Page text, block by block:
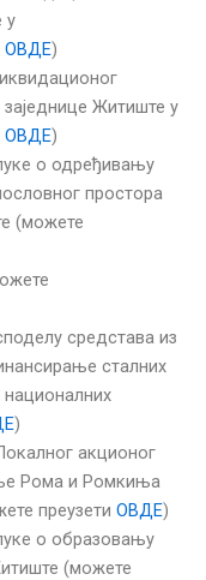
у
ОВДЕ)
Житиште у
ОВДЕ)
о одређивању
простора
(можете
средстава из
сталних
)
акционог
Рома и Ромкиња
преузети ОВДЕ)
о образовању
(можете